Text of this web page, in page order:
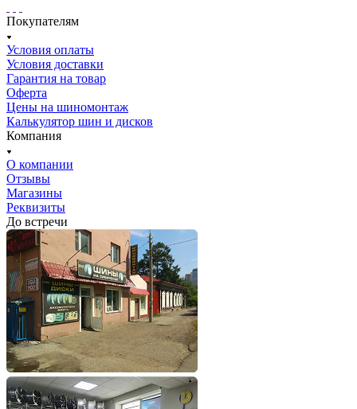
Покупателям
Условия оплаты
Условия доставки
Гарантия на товар
Оферта
Цены на шиномонтаж
Калькулятор шин и дисков
Компания
О компании
Отзывы
Магазины
Реквизиты
До встречи